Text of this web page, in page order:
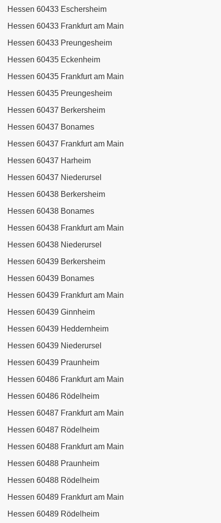
Hessen 60433 Eschersheim
Hessen 60433 Frankfurt am Main
Hessen 60433 Preungesheim
Hessen 60435 Eckenheim
Hessen 60435 Frankfurt am Main
Hessen 60435 Preungesheim
Hessen 60437 Berkersheim
Hessen 60437 Bonames
Hessen 60437 Frankfurt am Main
Hessen 60437 Harheim
Hessen 60437 Niederursel
Hessen 60438 Berkersheim
Hessen 60438 Bonames
Hessen 60438 Frankfurt am Main
Hessen 60438 Niederursel
Hessen 60439 Berkersheim
Hessen 60439 Bonames
Hessen 60439 Frankfurt am Main
Hessen 60439 Ginnheim
Hessen 60439 Heddernheim
Hessen 60439 Niederursel
Hessen 60439 Praunheim
Hessen 60486 Frankfurt am Main
Hessen 60486 Rödelheim
Hessen 60487 Frankfurt am Main
Hessen 60487 Rödelheim
Hessen 60488 Frankfurt am Main
Hessen 60488 Praunheim
Hessen 60488 Rödelheim
Hessen 60489 Frankfurt am Main
Hessen 60489 Rödelheim